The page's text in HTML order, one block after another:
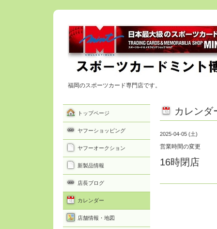
福岡のスポーツカード専門店です。
カレンダ
2025-04-05 (土)
営業時間の変更
16時閉店
トップページ
ヤフーショッピング
ヤフーオークション
新製品情報
店長ブログ
カレンダー
店舗情報・地図